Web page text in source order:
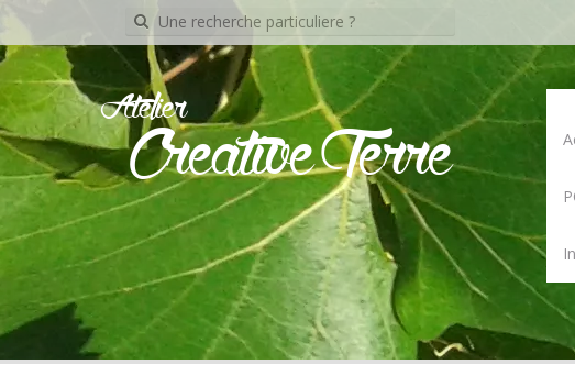
Recherche
pour:
Atelier
Creative Terre